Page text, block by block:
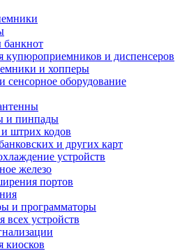
банкнот
купюроприемников и диспенсеров
и хопперы
оборудование
и пинпады
штрих кодов
и других карт
устройств
железо
портов
и программаторы
всех устройств
киосков